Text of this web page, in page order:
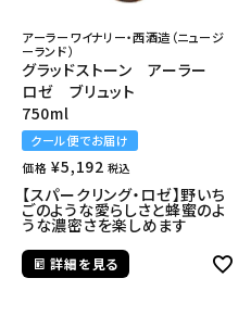
アーラーワイナリー・西酒造（ニュージ
ーランド）
グラッドストーン アーラー
ロゼ ブリュット
750ml
クール便でお届け
価格 ¥5,192 税込
【スパークリング・ロゼ】野いち
ごのような愛らしさと蜂蜜のよ
うな濃密さを楽しめます
詳細を見る